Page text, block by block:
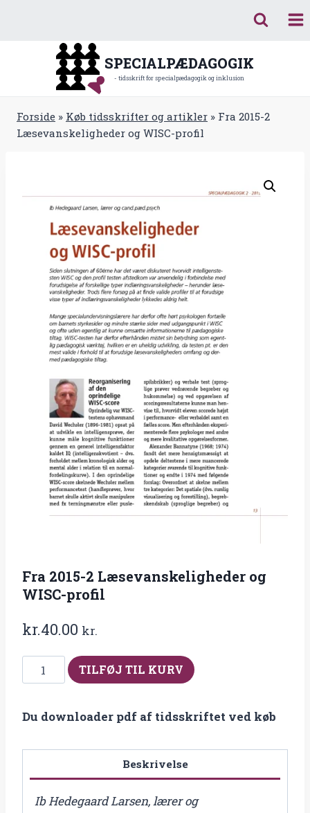
SPECIALPÆDAGOGIK
- tidsskrift for specialpædagogik og inklusion
Forside » Køb tidsskrifter og artikler » Fra 2015-2
Læsevanskeligheder og WISC-profil
Fra 2015-2 Læsevanskeligheder og
WISC-profil
kr.40.00 kr.
2015-
Læsevanskeligheder
profil
antal
TILFØJ TIL KURV
Du downloader pdf af tidsskriftet ved køb
Beskrivelse
Ib Hedegaard Larsen, lærer og